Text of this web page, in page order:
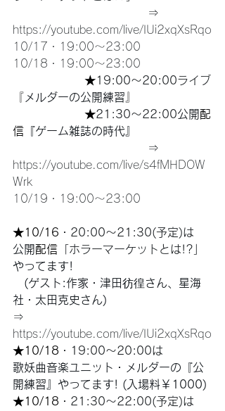
⇒
https://youtube.com/live/IUi2xqXsRqo
10/17・19:00〜23:00
10/18・19:00〜23:00
★19:00〜20:00ライブ
『 メルダーの公開練習
★21:30〜22:00公開配
信 『ゲーム雑誌の時代』
⇒
https://youtube.com/live/s4fMHDOW
Wrk
10/19・19:00〜23:00
★10/16 ・20:00〜21:30(予定)は
公開配信 「ホラーマーケットとは!?」
やってます!
(ゲスト:作家・津田彷徨さん、星海
社・太田克史さん)
⇒
https://youtube.com/live/IUi2xqXsRqo
★10/18 ・19:00〜20:00は
歌妖曲音楽ユニット・メルダーの『公
開練習』やってます! (入場料￥1000)
★10/18 ・21:30〜22:00(予定)は